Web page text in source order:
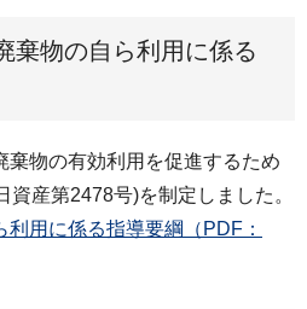
棄物の自ら利用に係る
棄物の有効利用を促進するため
産第2478号)を制定しました。
用に係る指導要綱（PDF：